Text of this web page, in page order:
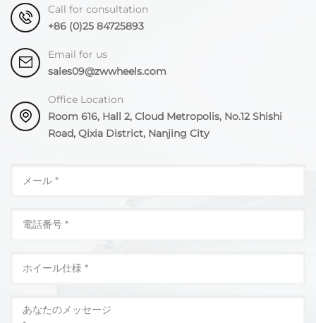
Call for consultation
+86 (0)25 84725893
Email for us
sales09@zwwheels.com
Office Location
Room 616, Hall 2, Cloud Metropolis, No.12 Shishi
Road, Qixia District, Nanjing City